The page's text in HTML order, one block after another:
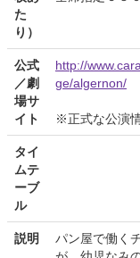
た
り）
公式
／劇
場サ
イト
http://
ge/algernon/
※正式な公演
タイ
ムテ
ーブ
ル
説明
パン屋で働く